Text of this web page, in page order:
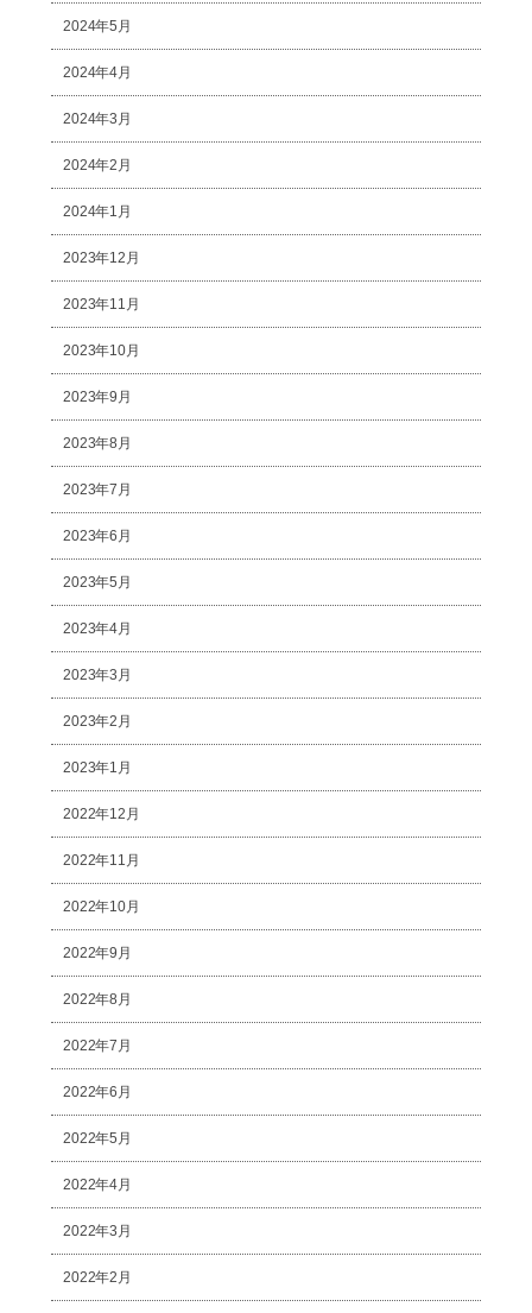
2024年5月
2024年4月
2024年3月
2024年2月
2024年1月
2023年12月
2023年11月
2023年10月
2023年9月
2023年8月
2023年7月
2023年6月
2023年5月
2023年4月
2023年3月
2023年2月
2023年1月
2022年12月
2022年11月
2022年10月
2022年9月
2022年8月
2022年7月
2022年6月
2022年5月
2022年4月
2022年3月
2022年2月